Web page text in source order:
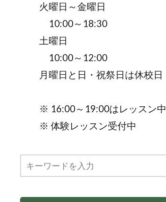
火曜日～金曜日
10:00～18:30
土曜日
10:00～12:00
月曜日と日・祝祭日は休校日
※ 16:00～19:00はレッスン中
※ 体験レッスン受付中